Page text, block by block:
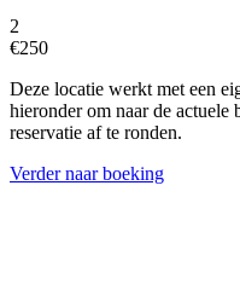
2
€250
Deze locatie werkt met een
hieronder om naar de actuele
reservatie af te ronden.
Verder naar boeking